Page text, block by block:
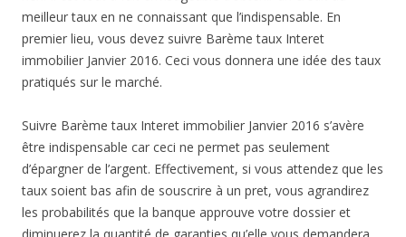
meilleur taux en ne connaissant que l’indispensable. En
premier lieu, vous devez suivre Barème taux Interet
immobilier Janvier 2016. Ceci vous donnera une idée des taux
pratiqués sur le marché.
Suivre Barème taux Interet immobilier Janvier 2016 s’avère
être indispensable car ceci ne permet pas seulement
d’épargner de l’argent. Effectivement, si vous attendez que les
taux soient bas afin de souscrire à un pret, vous agrandirez
les probabilités que la banque approuve votre dossier et
diminuerez la quantité de garanties qu’elle vous demandera